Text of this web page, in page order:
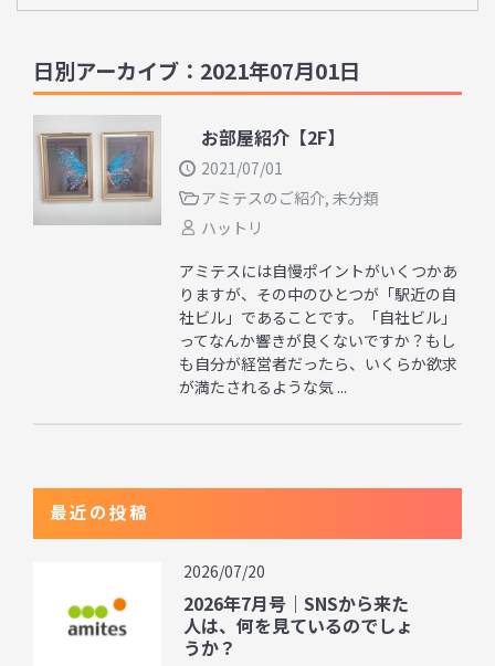
日別アーカイブ：2021年07月01日
お部屋紹介【2F】
2021/07/01
アミテスのご紹介, 未分類
ハットリ
アミテスには自慢ポイントがいくつかあ
りますが、その中のひとつが「駅近の自
社ビル」であることです。「自社ビル」
ってなんか響きが良くないですか？もし
も自分が経営者だったら、いくらか欲求
が満たされるような気 ...
最近の投稿
2026/07/20
2026年7月号｜SNSから来た
人は、何を見ているのでしょ
うか？